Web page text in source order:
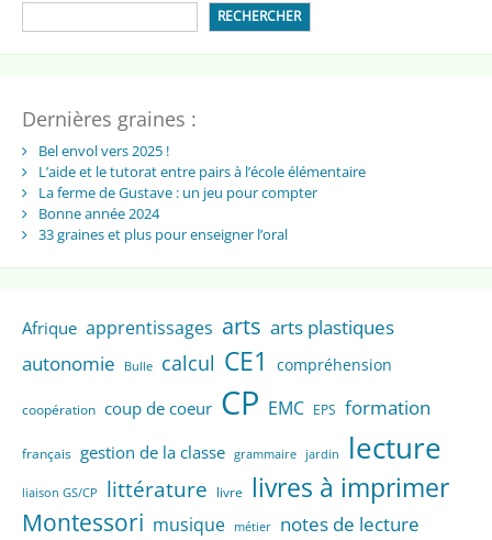
RECHERCHER
Dernières graines :
Bel envol vers 2025 !
L’aide et le tutorat entre pairs à l’école élémentaire
La ferme de Gustave : un jeu pour compter
Bonne année 2024
33 graines et plus pour enseigner l’oral
Afrique apprentissages arts arts plastiques
autonomie
Bulle calcul CE1 compréhension
coopération coup de coeur CP EMC EPS formation
français gestion de la classe grammaire jardin lecture
liaison GS/CP littérature livre livres à imprimer
Montessori musique métier notes de lecture